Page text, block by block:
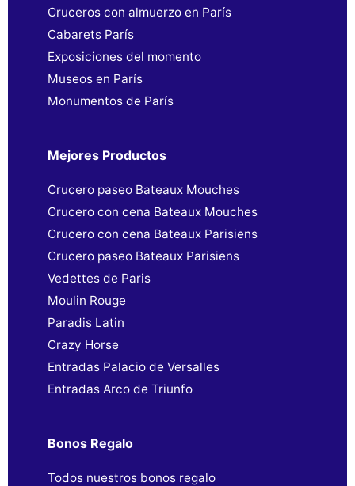
Cruceros con almuerzo en París
Cabarets París
Exposiciones del momento
Museos en París
Monumentos de París
Mejores Productos
Crucero paseo Bateaux Mouches
Crucero con cena Bateaux Mouches
Crucero con cena Bateaux Parisiens
Crucero paseo Bateaux Parisiens
Vedettes de Paris
Moulin Rouge
Paradis Latin
Crazy Horse
Entradas Palacio de Versalles
Entradas Arco de Triunfo
Bonos Regalo
Todos nuestros bonos regalo